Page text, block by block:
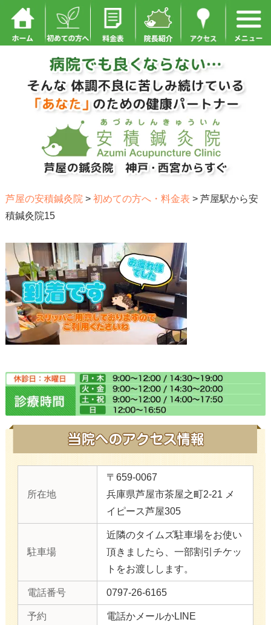
芦屋の安積鍼灸院 > 初めての方へ・料金表 > 芦屋駅から安
積鍼灸院15
所在地
〒659-0067
兵庫県芦屋市茶屋之町2-21 メ
イピース芦屋305
駐車場
近隣のタイムズ駐車場をお使い
頂きましたら、一部割引チケッ
トをお渡しします。
電話番号 0797-26-6165
予約 電話かメールかLINE